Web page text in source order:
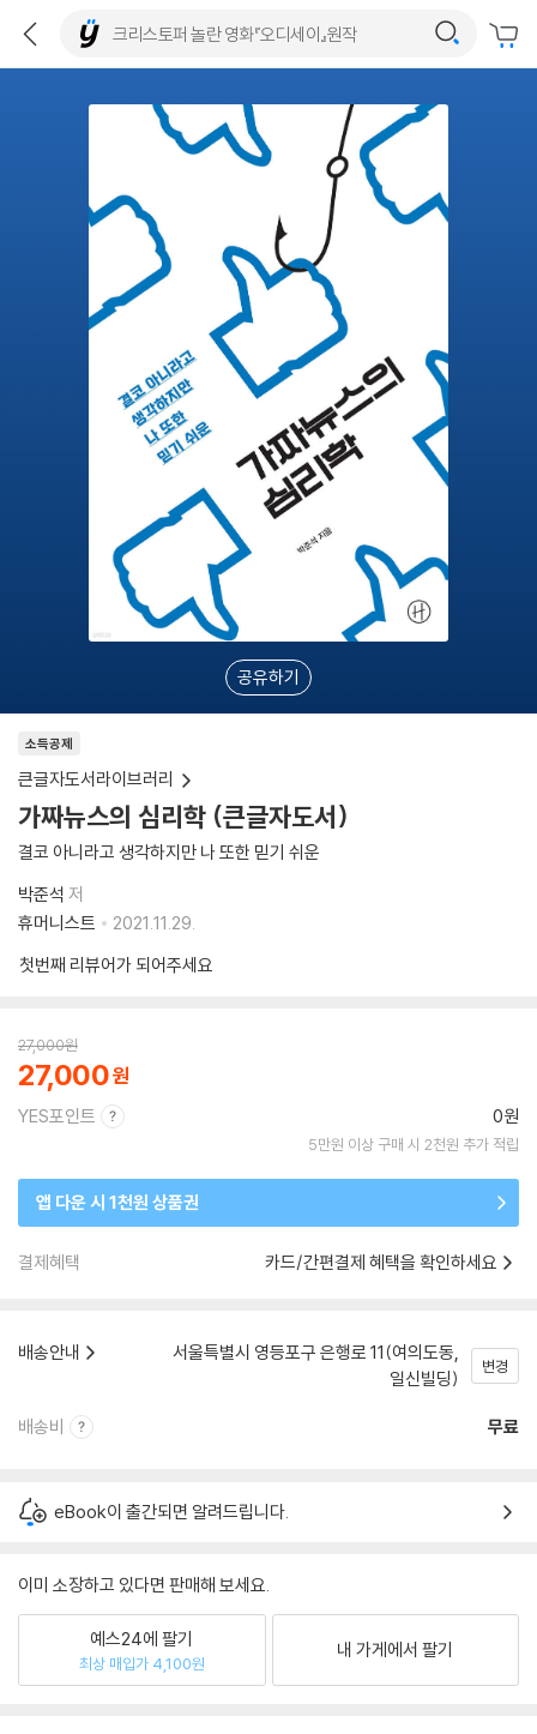
공유하기
소득공제
큰글자도서라이브러리
가짜뉴스의 심리학 (큰글자도서)
결코 아니라고 생각하지만 나 또한 믿기 쉬운
박준석 저
휴머니스트
2021.11.29.
첫번째 리뷰어가 되어주세요
27,000원
27,000
YES포인트 0원
5만원 이상 구매 시 2천원 추가 적립
앱 다운 시 1천원 상품권
결제혜택 카드/간편결제 혜택을 확인하세요
배송안내
서울특별시 영등포구 은행로 11(여의도동,
일신빌딩)
변경
배송비 무료
eBook이 출간되면 알려드립니다.
이미 소장하고 있다면 판매해 보세요.
예스24에 팔기
최상 매입가 4,100원
내 가게에서 팔기